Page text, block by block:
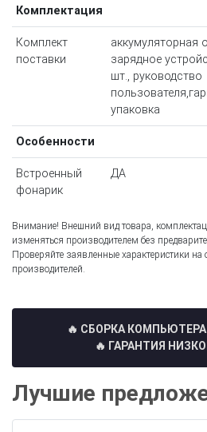
Комплектация
Комплект
поставки
аккумуляторная
зарядное
шт., руководство
упаковка
Особенности
Встроенный
фонарик
ДА
Внимание! Внешний вид товара,
изменяться производителем без
Проверяйте заявленные характеристики
производителей.
🔥 СБОРКА
🔥 ГАРАНТИЯ
Лучшие